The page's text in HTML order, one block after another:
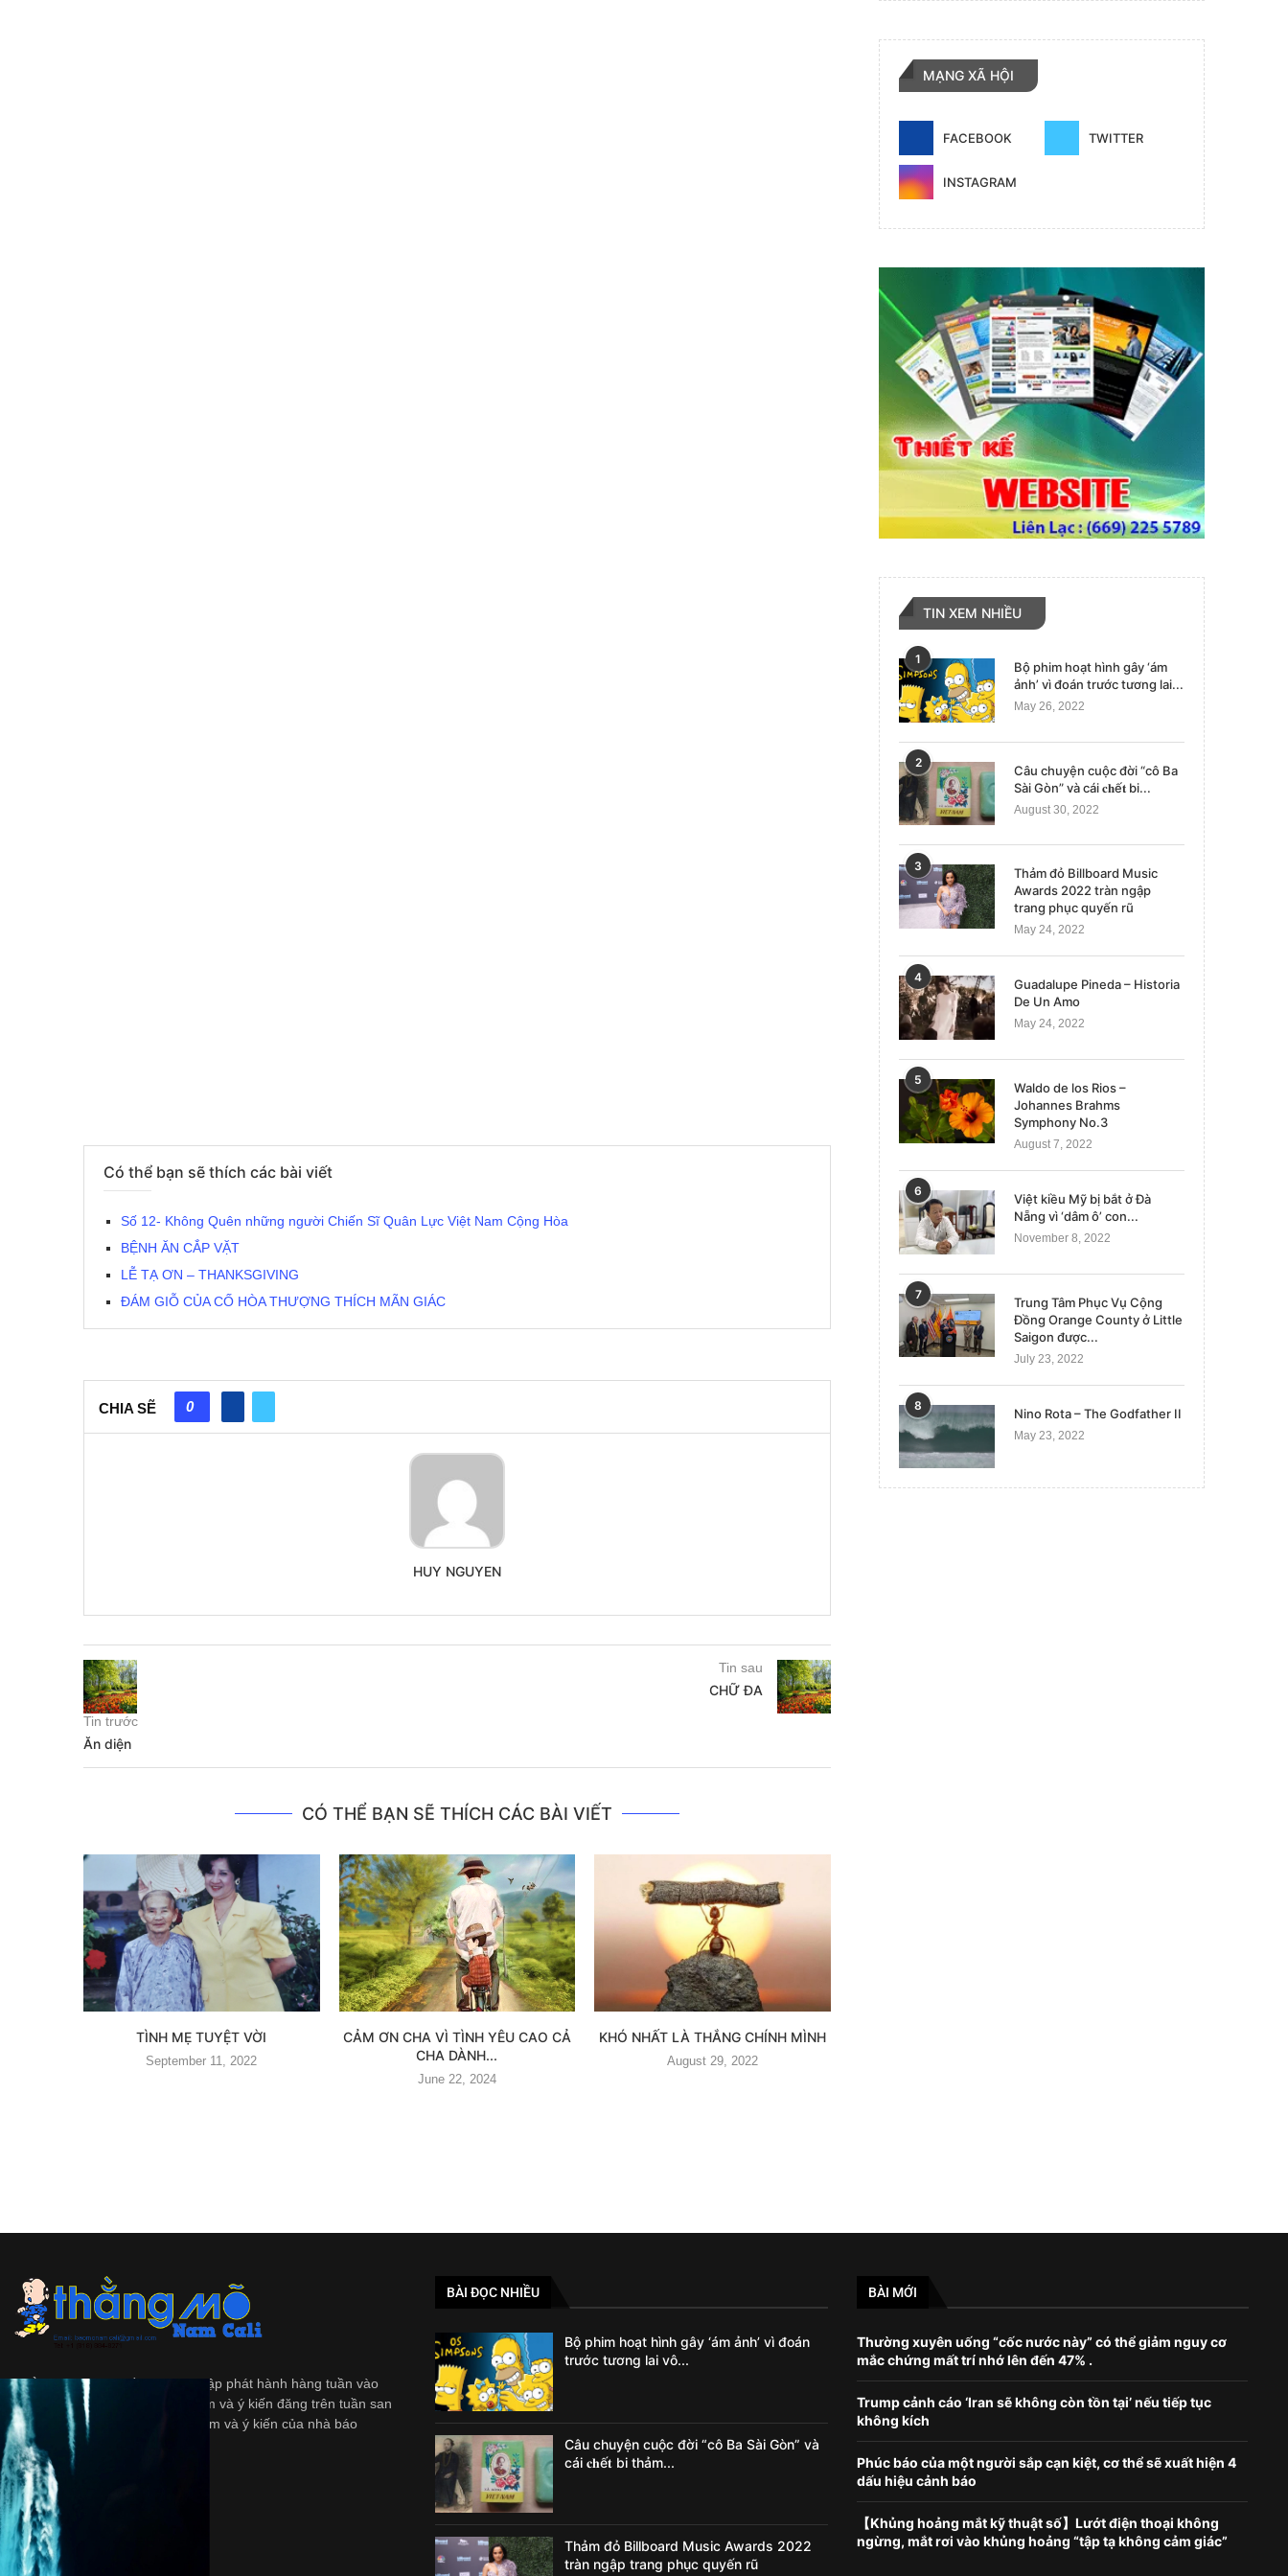
Có thể bạn sẽ thích các bài viết
Số 12- Không Quên những người Chiến Sĩ Quân Lực Việt Nam Cộng Hòa
BỆNH ĂN CẮP VẶT
LỄ TẠ ƠN – THANKSGIVING
ĐÁM GIỖ CỦA CỐ HÒA THƯỢNG THÍCH MÃN GIÁC
CHIA SẼ 0
HUY NGUYEN
Tin trước
Ăn diện
Tin sau
CHỮ ĐA
CÓ THỂ BẠN SẼ THÍCH CÁC BÀI VIẾT
TÌNH MẸ TUYỆT VỜI
September 11, 2022
CẢM ƠN CHA VÌ TÌNH YÊU CAO CẢ
CHA DÀNH...
June 22, 2024
KHÓ NHẤT LÀ THẮNG CHÍNH MÌNH
August 29, 2022
MẠNG XÃ HỘI
FACEBOOK TWITTER
INSTAGRAM
TIN XEM NHIỀU
1
Bộ phim hoạt hình gây ‘ám
ảnh’ vì đoán trước tương lai...
May 26, 2022
2
Câu chuyện cuộc đời “cô Ba
Sài Gòn” và cái 𝐜𝐡ế𝐭 bi...
August 30, 2022
3
Thảm đỏ Billboard Music
Awards 2022 tràn ngập
trang phục quyến rũ
May 24, 2022
4
Guadalupe Pineda – Historia
De Un Amo
May 24, 2022
5
Waldo de los Rios –
Johannes Brahms
Symphony No.3
August 7, 2022
6
Việt kiều Mỹ bị bắt ở Đà
Nẵng vì ‘dâm ô’ con...
November 8, 2022
7
Trung Tâm Phục Vụ Cộng
Đồng Orange County ở Little
Saigon được...
July 23, 2022
8
Nino Rota – The Godfather II
May 23, 2022
Thằng Mõlà tập tuần san độc lập phát hành hàng tuần vào
ngày Thứ Bảy. Những quan diểm và ý kiến đăng trên tuần san
này không nhất thiết là quan diểm và ý kiến của nhà báo
và/hoặc là người bảo trợ.
BÀI ĐỌC NHIỀU
Bộ phim hoạt hình gây ‘ám ảnh’ vì đoán
trước tương lai vô...
Câu chuyện cuộc đời “cô Ba Sài Gòn” và
cái 𝐜𝐡ế𝐭 bi thảm...
Thảm đỏ Billboard Music Awards 2022
tràn ngập trang phục quyến rũ
BÀI MỚI
Thường xuyên uống “cốc nước này” có thể giảm nguy cơ
mắc chứng mất trí nhớ lên đến 47% .
Trump cảnh cáo ‘Iran sẽ không còn tồn tại’ nếu tiếp tục
không kích
Phúc báo của một người sắp cạn kiệt, cơ thể sẽ xuất hiện 4
dấu hiệu cảnh báo
【Khủng hoảng mắt kỹ thuật số】Lướt điện thoại không
ngừng, mắt rơi vào khủng hoảng “tập tạ không cảm giác”